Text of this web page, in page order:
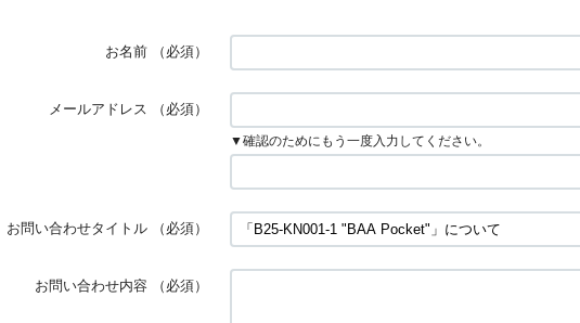
お名前 （必須）
メールアドレス （必須）
▼確認のためにもう一度入力してください。
お問い合わせタイトル （必須）
お問い合わせ内容 （必須）